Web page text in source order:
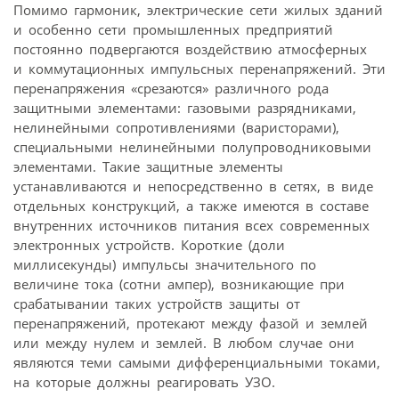
Помимо гармоник, электрические сети жилых зданий
и особенно сети промышленных предприятий
постоянно подвергаются воздействию атмосферных
и коммутационных импульсных перенапряжений. Эти
перенапряжения «срезаются» различного рода
защитными элементами: газовыми разрядниками,
нелинейными сопротивлениями (варисторами),
специальными нелинейными полупроводниковыми
элементами. Такие защитные элементы
устанавливаются и непосредственно в сетях, в виде
отдельных конструкций, а также имеются в составе
внутренних источников питания всех современных
электронных устройств. Короткие (доли
миллисекунды) импульсы значительного по
величине тока (сотни ампер), возникающие при
срабатывании таких устройств защиты от
перенапряжений, протекают между фазой и землей
или между нулем и землей. В любом случае они
являются теми самыми дифференциальными токами,
на которые должны реагировать УЗО.